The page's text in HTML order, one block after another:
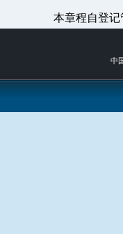
本章程自登
中